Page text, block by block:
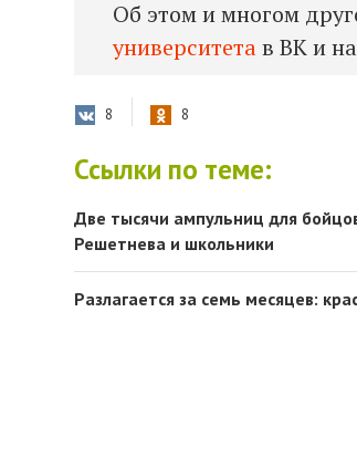
Об этом и многом
университетав ВК и
8 8
Ссылки по теме:
Две тысячи ампульниц для
Решетнева и школьники
Разлагается за семь месяцев: